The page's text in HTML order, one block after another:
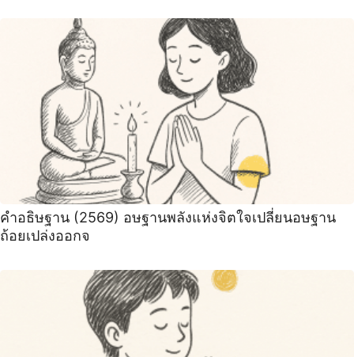
คำอธิษฐาน (2569) อษฐานพลังแห่งจิตใจเปลี่ยนอษฐาน
ถ้อยเปล่งออกจ